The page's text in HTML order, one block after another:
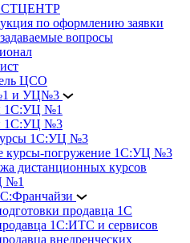
по оформлению заявки
вопросы
ЦСО
и УЦ№3
1С:УЦ №1
1С:УЦ №3
1С:УЦ №3
курсы-погружение 1С:УЦ №3
дистанционных курсов
№1
продавца 1С
1С:ИТС и сервисов
внедренческих